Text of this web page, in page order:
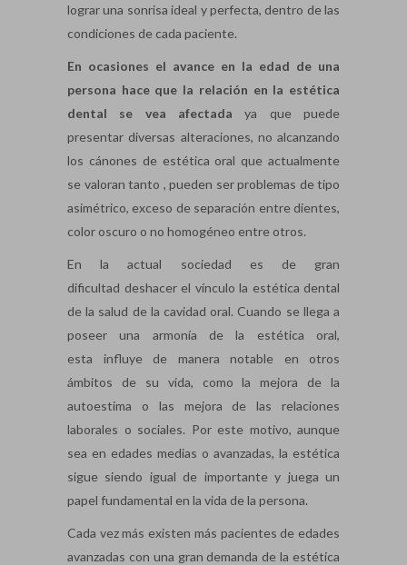
lograr una sonrisa ideal y perfecta, dentro de las
condiciones de cada paciente.
En ocasiones el avance en la edad de una
persona hace que la relación en la estética
dental se vea afectada ya que puede
presentar diversas alteraciones, no alcanzando
los cánones de estética oral que actualmente
se valoran tanto , pueden ser problemas de tipo
asimétrico, exceso de separación entre dientes,
color oscuro o no homogéneo entre otros.
En la actual sociedad es de gran
dificultad deshacer el vínculo la estética dental
de la salud de la cavidad oral. Cuando se llega a
poseer una armonía de la estética oral,
esta influye de manera notable en otros
ámbitos de su vida, como la mejora de la
autoestima o las mejora de las relaciones
laborales o sociales. Por este motivo, aunque
sea en edades medias o avanzadas, la estética
sigue siendo igual de importante y juega un
papel fundamental en la vida de la persona.
Cada vez más existen más pacientes de edades
avanzadas con una gran demanda de la estética